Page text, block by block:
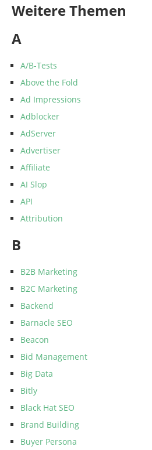
Weitere Themen
A
A/B-Tests
Above the Fold
Ad Impressions
Adblocker
AdServer
Advertiser
Affiliate
AI Slop
API
Attribution
B
B2B Marketing
B2C Marketing
Backend
Barnacle SEO
Beacon
Bid Management
Big Data
Bitly
Black Hat SEO
Brand Building
Buyer Persona